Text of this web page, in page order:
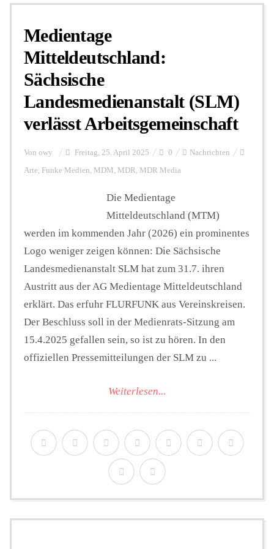
Personalien
Hintergrund
FUNKTURM-Beiträge
Podcast
Seminare
Unterstützen
Medientage
Mitteldeutschland:
Sächsische
Landesmedienanstalt (SLM)
verlässt Arbeitsgemeinschaft
Von owy Freitag, 25. April 2025 0 Nachrichten
Arte, Funke Medien, MDM, MDR, MDR Media
Die Medientage
Mitteldeutschland (MTM)
werden im kommenden Jahr (2026) ein prominentes
Logo weniger zeigen können: Die Sächsische
Landesmedienanstalt SLM hat zum 31.7. ihren
Austritt aus der AG Medientage Mitteldeutschland
erklärt. Das erfuhr FLURFUNK aus Vereinskreisen.
Der Beschluss soll in der Medienrats-Sitzung am
15.4.2025 gefallen sein, so ist zu hören. In den
offiziellen Pressemitteilungen der SLM zu ...
Weiterlesen...